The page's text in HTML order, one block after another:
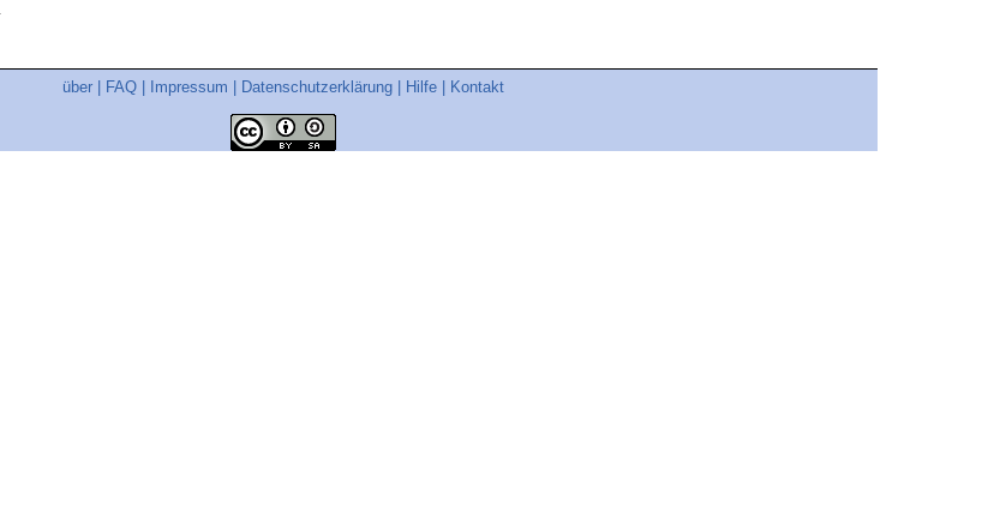
über FAQ Impressum Datenschutzerklärung Hilfe Kontakt